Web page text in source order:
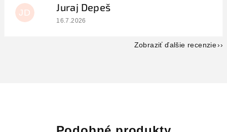
JD Juraj Depeš
Hodnotenie obchodu je 5 z 5 hviezdičiek.
16.7.2026
Zobraziť ďalšie recenzie